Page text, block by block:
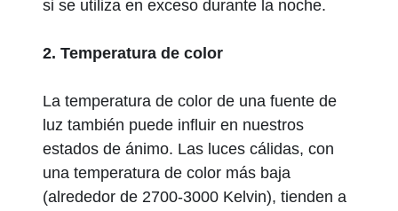
si se utiliza en exceso durante la noche.
2. Temperatura de color
La temperatura de color de una fuente de
luz también puede influir en nuestros
estados de ánimo. Las luces cálidas, con
una temperatura de color más baja
(alrededor de 2700-3000 Kelvin), tienden a